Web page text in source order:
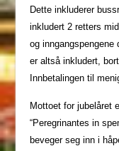
Dette inkluderer
inkludert 2 retters
og
er altså inkludert,
Innbetalingen til
Mottoet for jubelåret
“Peregrinantes in
beveger seg inn i